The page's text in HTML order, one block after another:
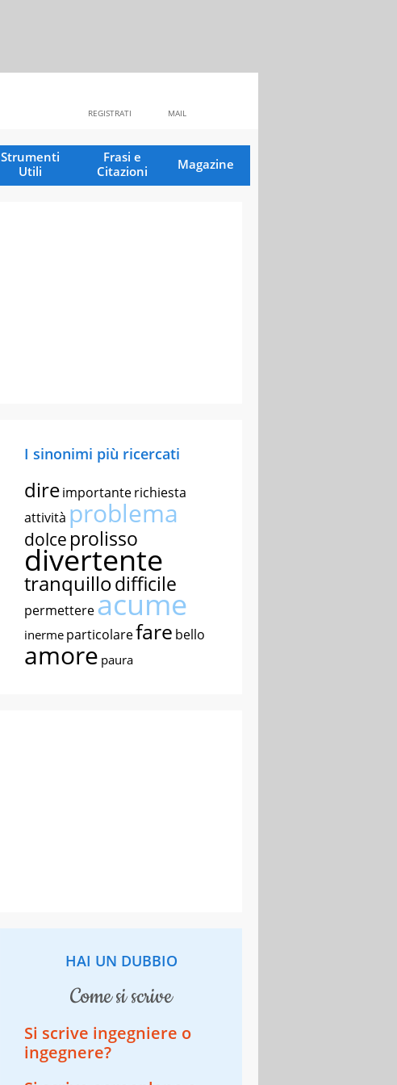
MAIL
REGISTRATI
Strumenti
Utili
Frasi e
Citazioni
Magazine
I sinonimi più ricercati
direimportanterichiesta
attività problema
dolce prolisso
divertente
tranquillodifficile
permettereacume
inerme particolarefare bello
amore paura
HAI UN DUBBIO
come si scrive
Si scrive ingegniere o
ingegnere?